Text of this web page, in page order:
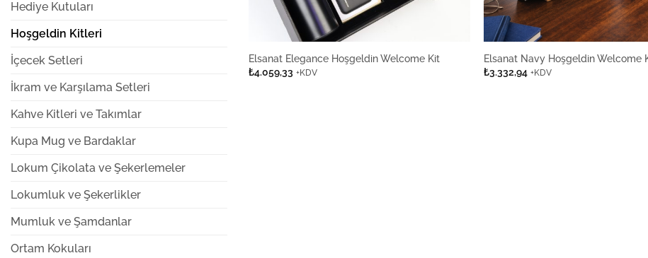
Hediye Kutuları
Hoşgeldin Kitleri
İçecek Setleri
İkram ve Karşılama Setleri
Kahve Kitleri ve Takımlar
Kupa Mug ve Bardaklar
Lokum Çikolata ve Şekerlemeler
Lokumluk ve Şekerlikler
Mumluk ve Şamdanlar
Ortam Kokuları
Elsanat Elegance Hoşgeldin Welcome Kit
₺4.059,33 +KDV
Elsanat Navy Hoşgeldin Welcome
₺3.332,94 +KDV